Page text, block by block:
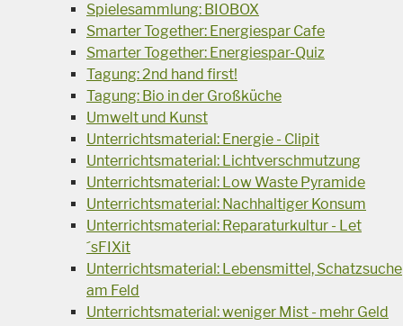
Spielesammlung: BIOBOX
Smarter Together: Energiespar Cafe
Smarter Together: Energiespar-Quiz
Tagung: 2nd hand first!
Tagung: Bio in der Großküche
Umwelt und Kunst
Unterrichtsmaterial: Energie - Clipit
Unterrichtsmaterial: Lichtverschmutzung
Unterrichtsmaterial: Low Waste Pyramide
Unterrichtsmaterial: Nachhaltiger Konsum
Unterrichtsmaterial: Reparaturkultur - Let
´sFIXit
Unterrichtsmaterial: Lebensmittel, Schatzsuche
am Feld
Unterrichtsmaterial: weniger Mist - mehr Geld